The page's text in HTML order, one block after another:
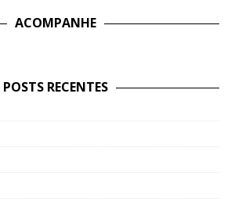
ACOMPANHE
POSTS RECENTES